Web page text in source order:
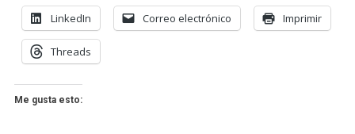
LinkedIn Correo electrónico Imprimir
Threads
Me gusta esto: